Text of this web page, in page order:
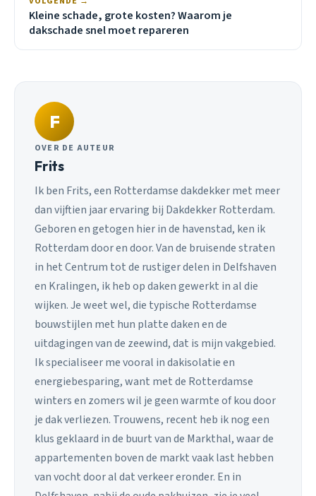
Kleine schade, grote kosten? Waarom je
dakschade snel moet repareren
F
OVER DE AUTEUR
Frits
Ik ben Frits, een Rotterdamse dakdekker met meer
dan vijftien jaar ervaring bij Dakdekker Rotterdam.
Geboren en getogen hier in de havenstad, ken ik
Rotterdam door en door. Van de bruisende straten
in het Centrum tot de rustiger delen in Delfshaven
en Kralingen, ik heb op daken gewerkt in al die
wijken. Je weet wel, die typische Rotterdamse
bouwstijlen met hun platte daken en de
uitdagingen van de zeewind, dat is mijn vakgebied.
Ik specialiseer me vooral in dakisolatie en
energiebesparing, want met de Rotterdamse
winters en zomers wil je geen warmte of kou door
je dak verliezen. Trouwens, recent heb ik nog een
klus geklaard in de buurt van de Markthal, waar de
appartementen boven de markt vaak last hebben
van vocht door al dat verkeer eronder. En in